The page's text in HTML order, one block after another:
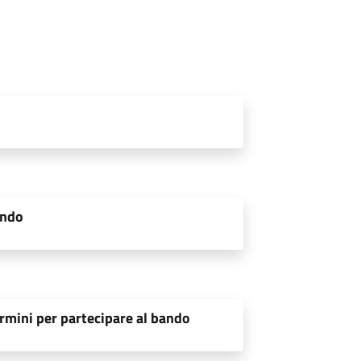
per partecipare al bando